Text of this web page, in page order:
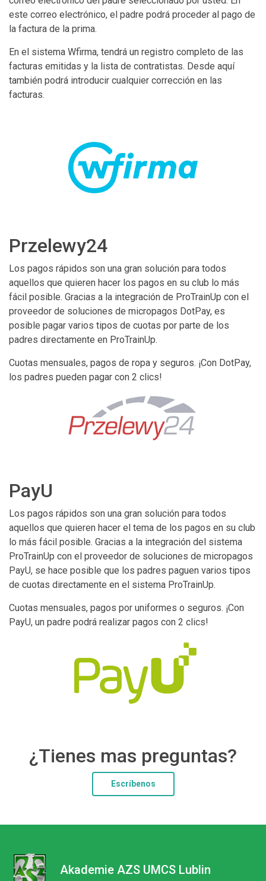
este correo electrónico, el padre podrá proceder al pago de
la factura de la prima.
En el sistema Wfirma, tendrá un registro completo de las
facturas emitidas y la lista de contratistas. Desde aquí
también podrá introducir cualquier corrección en las
facturas.
Przelewy24
Los pagos rápidos son una gran solución para todos
aquellos que quieren hacer los pagos en su club lo más
fácil posible. Gracias a la integración de ProTrainUp con el
proveedor de soluciones de micropagos DotPay, es
posible pagar varios tipos de cuotas por parte de los
padres directamente en ProTrainUp.
Cuotas mensuales, pagos de ropa y seguros. ¡Con DotPay,
los padres pueden pagar con 2 clics!
PayU
Los pagos rápidos son una gran solución para todos
aquellos que quieren hacer el tema de los pagos en su club
lo más fácil posible. Gracias a la integración del sistema
ProTrainUp con el proveedor de soluciones de micropagos
PayU, se hace posible que los padres paguen varios tipos
de cuotas directamente en el sistema ProTrainUp.
Cuotas mensuales, pagos por uniformes o seguros. ¡Con
PayU, un padre podrá realizar pagos con 2 clics!
¿Tienes mas preguntas?
Escríbenos
Akademie AZS UMCS Lublin